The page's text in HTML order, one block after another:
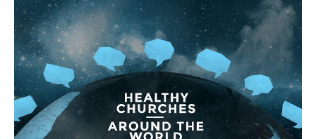
韓語
土耳其語
阿拉伯語
阿爾巴尼亞語
塞爾維亞語 柬埔寨語